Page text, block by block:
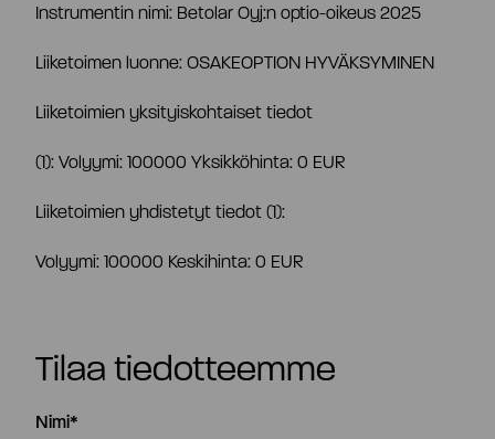
Palkitseminen
Sisäpiirihallinto
Tilintarkastaja
Instrumentin nimi: Betolar Oyj:n optio-oikeus 2025
Liiketoimen luonne: OSAKEOPTION HYVÄKSYMINEN
Liiketoimien yksityiskohtaiset tiedot
(1): Volyymi: 100000 Yksikköhinta: 0 EUR
Liiketoimien yhdistetyt tiedot (1):
Volyymi: 100000 Keskihinta: 0 EUR
Tilaa tiedotteemme
Nimi*